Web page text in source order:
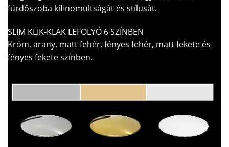
fürdőszoba kifinomultságát és stílusát.
SLIM KLIK-KLAK LEFOLYÓ 6 SZÍNBEN
Króm, arany, matt fehér, fényes fehér, matt fekete és
fényes fekete színben.